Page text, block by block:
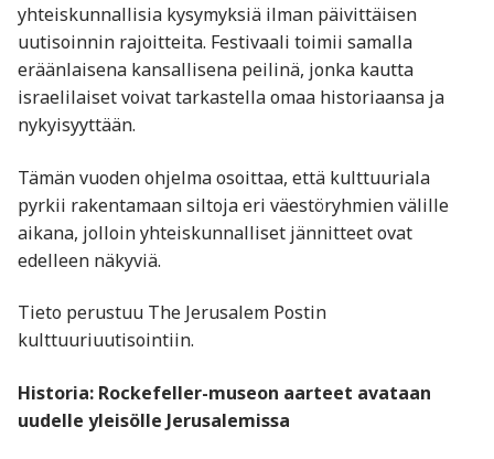
yhteiskunnallisia kysymyksiä ilman päivittäisen
uutisoinnin rajoitteita. Festivaali toimii samalla
eräänlaisena kansallisena peilinä, jonka kautta
israelilaiset voivat tarkastella omaa historiaansa ja
nykyisyyttään.
Tämän vuoden ohjelma osoittaa, että kulttuuriala
pyrkii rakentamaan siltoja eri väestöryhmien välille
aikana, jolloin yhteiskunnalliset jännitteet ovat
edelleen näkyviä.
Tieto perustuu The Jerusalem Postin
kulttuuriuutisointiin.
Historia: Rockefeller-museon aarteet avataan
uudelle yleisölle Jerusalemissa